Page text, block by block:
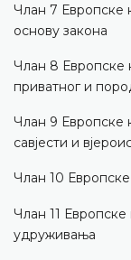
Члан 7 Европске
основу закона
Члан 8 Европске
приватног и
Члан 9 Европске
савјести и
Члан 10
Члан 11
удруживања